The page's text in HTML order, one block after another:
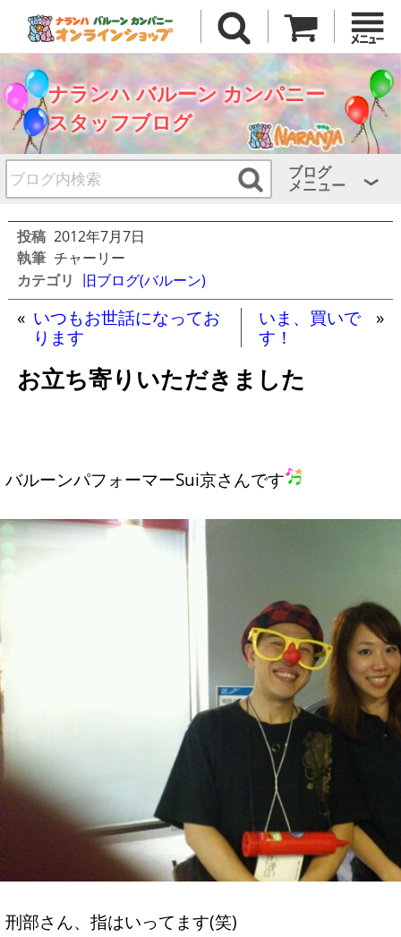
ナランハ バルーン カンパニー
スタッフブログ
ブログ
メニュー
投稿 2012年7月7日
執筆 チャーリー
カテゴリ 旧ブログ(バルーン)
« いつもお世話になってお
ります
いま、買いで
す！
»
お立ち寄りいただきました
バルーンパフォーマーSui京さんです
刑部さん、指はいってます(笑)